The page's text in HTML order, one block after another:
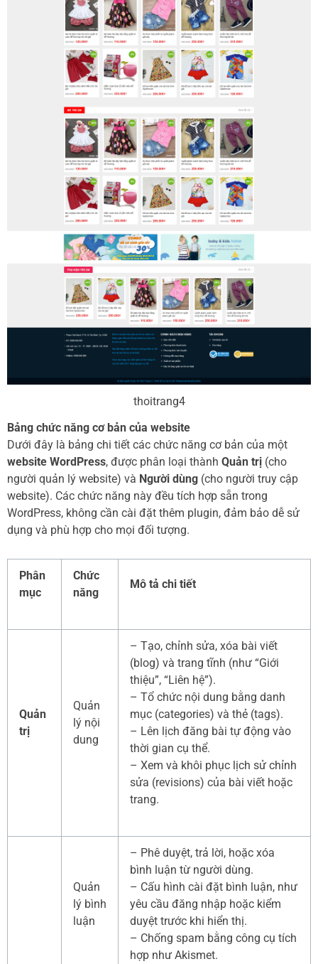
thoitrang4
Bảng chức năng cơ bản của website
Dưới đây là bảng chi tiết các chức năng cơ bản của một
website WordPress, được phân loại thành Quản trị (cho
người quản lý website) và Người dùng (cho người truy cập
website). Các chức năng này đều tích hợp sẵn trong
WordPress, không cần cài đặt thêm plugin, đảm bảo dễ sử
dụng và phù hợp cho mọi đối tượng.
Phân
mục
Chức
năng
Mô tả chi tiết
Quản
trị
Quản
lý nội
dung
– Tạo, chỉnh sửa, xóa bài viết
(blog) và trang tĩnh (như “Giới
thiệu”, “Liên hệ”).
– Tổ chức nội dung bằng danh
mục (categories) và thẻ (tags).
– Lên lịch đăng bài tự động vào
thời gian cụ thể.
– Xem và khôi phục lịch sử chỉnh
sửa (revisions) của bài viết hoặc
trang.
Quản
lý bình
luận
– Phê duyệt, trả lời, hoặc xóa
bình luận từ người dùng.
– Cấu hình cài đặt bình luận, như
yêu cầu đăng nhập hoặc kiểm
duyệt trước khi hiển thị.
– Chống spam bằng công cụ tích
hợp như Akismet.